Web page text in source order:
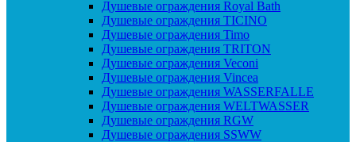
Душевые ограждения Royal Bath
Душевые ограждения TICINO
Душевые ограждения Timo
Душевые ограждения TRITON
Душевые ограждения Veconi
Душевые ограждения Vincea
Душевые ограждения WASSERFALLE
Душевые ограждения WELTWASSER
Душевые ограждения RGW
Душевые ограждения SSWW